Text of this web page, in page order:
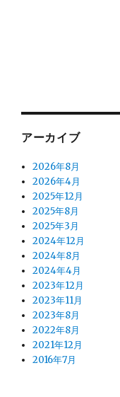
アーカイブ
2026年8月
2026年4月
2025年12月
2025年8月
2025年3月
2024年12月
2024年8月
2024年4月
2023年12月
2023年11月
2023年8月
2022年8月
2021年12月
2016年7月